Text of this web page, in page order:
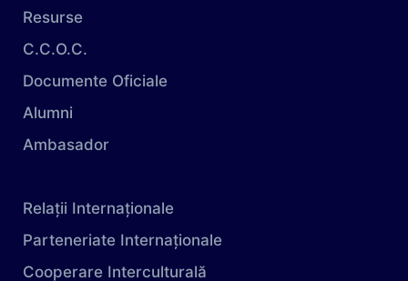
Resurse
C.C.O.C.
Documente Oficiale
Alumni
Ambasador
Relații Internaționale
Parteneriate Internaționale
Cooperare Interculturală